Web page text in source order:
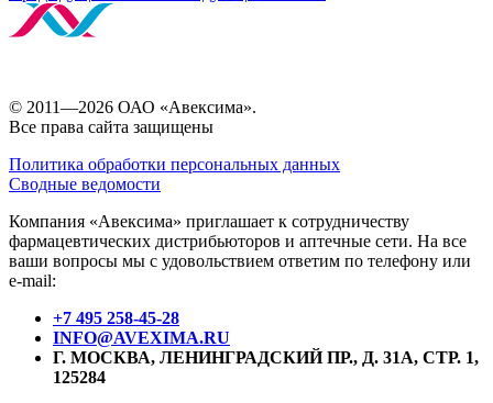
© 2011—2026 ОАО «Авексима».
Все права сайта защищены
Политика обработки персональных данных
Сводные ведомости
Компания «Авексима» приглашает к сотрудничеству
фармацевтических дистрибьюторов и аптечные сети. На все
ваши вопросы мы с удовольствием ответим по телефону или
e-mail:
+7 495 258-45-28
INFO@AVEXIMA.RU
Г. МОСКВА, ЛЕНИНГРАДСКИЙ ПР., Д. 31А, СТР. 1,
125284